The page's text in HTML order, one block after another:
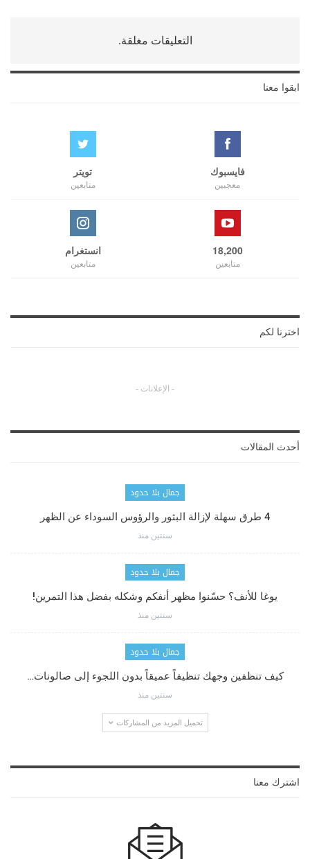
التعليقات مغلقة.
ابقوا معنا
فايسبوك
معجبين
تويتر
متابعين
18,200
متابعين
انستغرام
متابعين
اخترنا لكم
- الإعلانات -
أحدث المقالات
جمال بلا حدود
4 طرق سهلة لإزالة البثور والرؤوس السوداء عن الظهر
سنتين منذ
جمال بلا حدود
يوغا للأنف؟ حسّنوا مظهر أنفكم وشكله بفضل هذا التمرين!
سنتين منذ
جمال بلا حدود
كيف تنظفين وجهك تنظيفاً عميقاً بدون اللجوء إلى صالونات…
سنتين منذ
تحميل المزيد من المشاركات
اشترك معنا